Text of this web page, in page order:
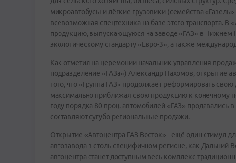
микроавтобусы и лёгкие грузовики (семейства
всевозможная спецтехника на базе этого транспорта.
продукцию, выпускающуюся на заводе «ГАЗ» в Нижнем
экологическому стандарту «Евро-3», а также
Как отметил на церемонии начальник управления
подразделение «ГАЗа») Александр Пахомов, открытие
того, что «Группа ГАЗ» продолжает реформировать
максимально приближая свою продукцию к конечному
году порядка 80 проц. автомобилей «ГАЗ»
составляют сугубо региональные продажи.
Открытие «Автоцентра ГАЗ Восток» - ещё один стимул
автозавода в столь специфичном регионе, как Дальний
автоцентра станет доступным весь комплекс